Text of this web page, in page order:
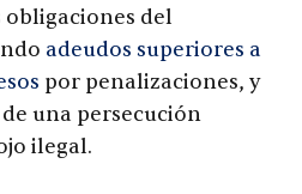
del
adeudos superiores a
por penalizaciones, y
una persecución
ilegal.